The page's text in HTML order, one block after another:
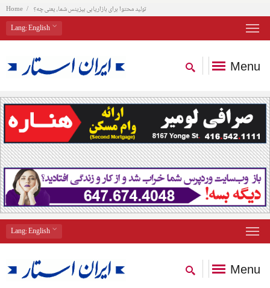
Home تولید محتوا برای بازاریابی بیزینس شما، یعنی چه؟
Lang: English
Menu
Lang: English
Menu